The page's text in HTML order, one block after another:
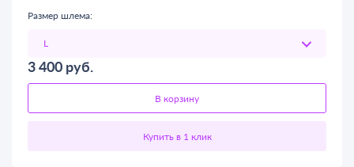
Размер шлема:
3 400 руб.
В корзину